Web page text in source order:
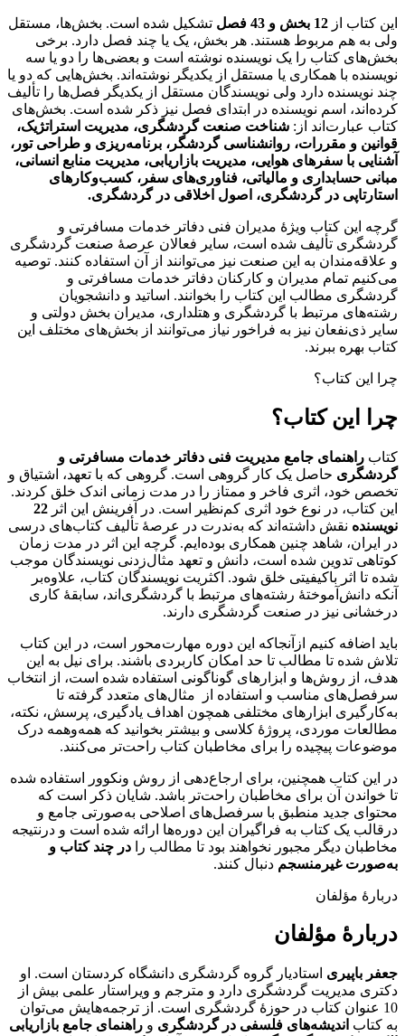
این کتاب از 12 بخش و 43 فصل
تشکیل شده است. بخش‌ها، مستقل
ولی به هم مربوط هستند. هر بخش، یک یا چند فصل دارد. برخی
بخش‌های کتاب را یک نویسنده نوشته است و بعضی‌ها را دو یا سه
نویسنده با همکاری یا مستقل از یکدیگر نوشته‌اند. بخش‌هایی که دو یا
چند نویسنده دارد ولی نویسندگان مستقل از یکدیگر فصل‌ها را تألیف
کرده‌اند، اسم نویسنده در ابتدای فصل نیز ذکر شده است. بخش‌های
کتاب عبارت‌اند از: شناخت صنعت گردشگری، مدیریت استراتژیک،
قوانین و مقررات، روانشناسی گردشگر، برنامه‌ریزی و طراحی تور،
آشنایی با سفرهای هوایی، مدیریت بازاریابی، مدیریت منابع انسانی،
مبانی حسابداری و مالیاتی، فناوری‌های سفر، کسب‌وکارهای
استارتاپی در گردشگری، اصول اخلاقی در گردشگری.
گرچه این کتاب ویژۀ مدیران فنی دفاتر خدمات مسافرتی و
گردشگری تألیف شده است، سایر فعالان عرصۀ صنعت گردشگری
و علاقه‌مندان به این صنعت نیز می‌توانند از آن استفاده کنند. توصیه
می‌کنیم تمام مدیران و کارکنان دفاتر خدمات مسافرتی و
گردشگری مطالب این کتاب را بخوانند. اساتید و دانشجویان
رشته‌های مرتبط با گردشگری و هتلداری، مدیران بخش دولتی و
سایر ذی‌نفعان نیز به فراخور نیاز می‌توانند از بخش‌های مختلف این
کتاب بهره ببرند.
چرا این کتاب؟
چرا این کتاب؟
کتاب راهنمای جامع مدیریت فنی دفاتر خدمات مسافرتی و
گردشگری حاصل یک کار گروهی است. گروهی که با تعهد، اشتیاق و
تخصص خود، اثری فاخر و ممتاز را در مدت زمانی اندک خلق کردند.
این کتاب، در نوع خود اثری کم‌نظیر است. در آفرینش این اثر 22
نویسنده نقش داشته‌اند که به‌ندرت در عرصۀ تألیف کتاب‌های درسی
در ایران، شاهد چنین همکاری بوده‌ایم. گرچه این اثر در مدت زمان
کوتاهی تدوین شده است، دانش و تعهد مثال‌زدنی نویسندگان موجب
شده تا اثر باکیفیتی خلق شود. اکثریت نویسندگان کتاب، علاوه‌بر
آنکه دانش‌آموختۀ رشته‌های مرتبط با گردشگری‌اند، سابقۀ کاری
درخشانی نیز در صنعت گردشگری دارند.
باید اضافه کنیم ازآنجاکه این دوره مهارت‌محور است، در این کتاب
تلاش شده تا مطالب تا حد امکان کاربردی باشند. برای نیل به این
هدف، از روش‌ها و ابزارهای گوناگونی استفاده شده است، از انتخاب
سرفصل‌های مناسب و استفاده از مثال‌های متعدد‌ گرفته تا
به‌کارگیری ابزارهای مختلفی همچون اهداف یادگیری، پرسش، نکته،
مطالعات موردی، پروژۀ کلاسی و بیشتر بخوانید که همه‌وهمه درک
موضوعات پیچیده را برای مخاطبان کتاب راحت‌تر می‌کنند.
در این کتاب همچنین، برای ارجاع‌دهی از روش ونکوور استفاده شده
تا خواندن آن برای مخاطبان راحت‌تر باشد. شایان ذکر است که
محتوای جدید منطبق با سرفصل‌های اصلاحی به‌صورتی جامع و
درقالب یک کتاب به فراگیران این دوره‌ها ارائه شده است و درنتیجه
مخاطبان دیگر مجبور نخواهند بود تا مطالب را در چند کتاب و
به‌صورت غیرمنسجم دنبال کنند.
دربارۀ مؤلفان
دربارۀ مؤلفان
جعفر باپیری استادیار گروه گردشگری دانشگاه کردستان است. او
دکتری مدیریت گردشگری دارد و مترجم و ویراستار علمی بیش از
10 عنوان کتاب در حوزۀ گردشگری است. از ترجمه­‌هایش می‌­­توان
به کتاب اندیشه­‌های فلسفی در گردشگری و راهنمای جامع بازاریابی